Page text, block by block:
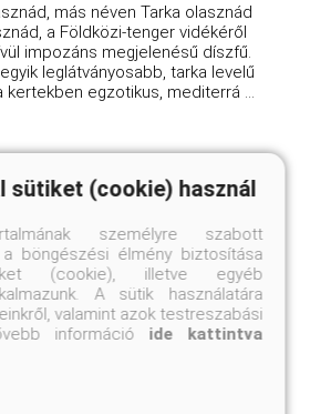
más néven Tarka olasznád
a Földközi-tenger vidékéről
impozáns megjelenésű díszfű.
leglátványosabb, tarka levelű
kertekben egzotikus, mediterrá ...
sütiket (cookie) használ
személyre szabott
böngészési élmény biztosítása
(cookie), illetve egyéb
A sütik használatára
valamint azok testreszabási
információ ide kattintva